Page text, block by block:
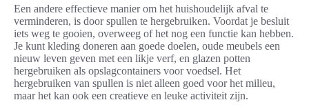
Een andere effectieve manier om het huishoudelijk afval te
verminderen, is door spullen te hergebruiken. Voordat je besluit
iets weg te gooien, overweeg of het nog een functie kan hebben.
Je kunt kleding doneren aan goede doelen, oude meubels een
nieuw leven geven met een likje verf, en glazen potten
hergebruiken als opslagcontainers voor voedsel. Het
hergebruiken van spullen is niet alleen goed voor het milieu,
maar het kan ook een creatieve en leuke activiteit zijn.